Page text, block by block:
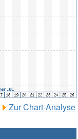
Zur Chart-Analyse